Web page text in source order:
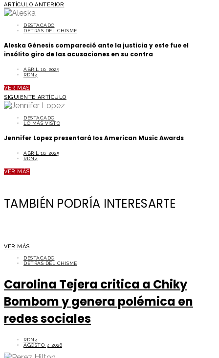
ARTÍCULO ANTERIOR
DESTACADO
DETRÁS DEL CHISME
Aleska Génesis compareció ante la justicia y este fue el
insólito giro de las acusaciones en su contra
ABRIL 10, 2025
RDN4
VER MÁS
SIGUIENTE ARTÍCULO
DESTACADO
LO MÁS VISTO
Jennifer Lopez presentará los American Music Awards
ABRIL 10, 2025
RDN4
VER MÁS
TAMBIÉN PODRÍA INTERESARTE
VER MÁS
DESTACADO
DETRÁS DEL CHISME
Carolina Tejera critica a Chiky
Bombom y genera polémica en
redes sociales
RDN4
AGOSTO 7, 2026